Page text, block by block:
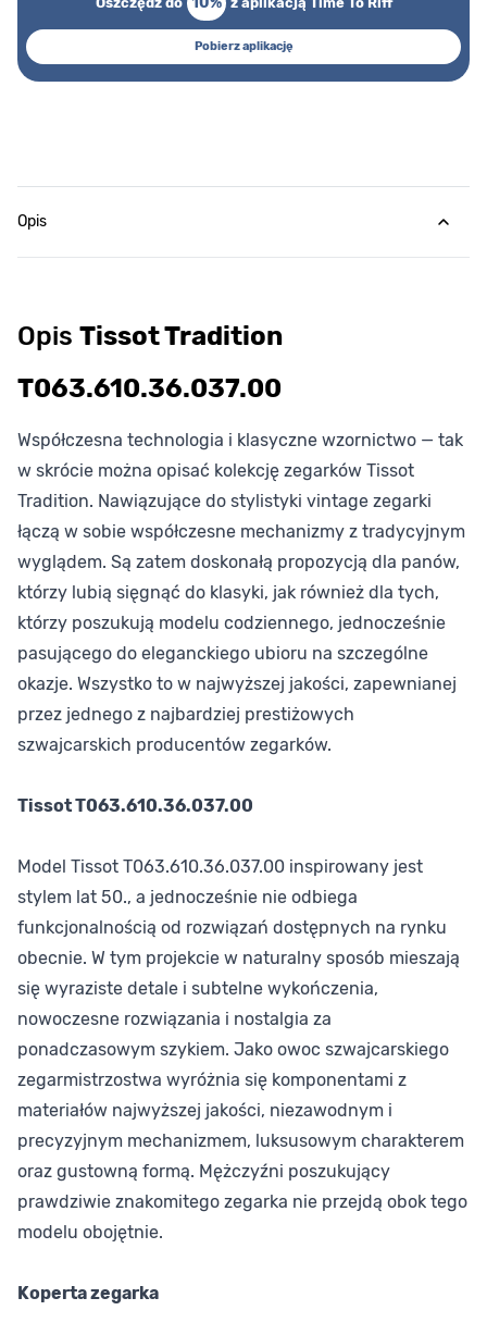
Pobierz aplikację
Opis
Opis Tissot Tradition
T063.610.36.037.00
Współczesna technologia i klasyczne wzornictwo — tak
w skrócie można opisać kolekcję zegarków Tissot
Tradition. Nawiązujące do stylistyki vintage zegarki
łączą w sobie współczesne mechanizmy z tradycyjnym
wyglądem. Są zatem doskonałą propozycją dla panów,
którzy lubią sięgnąć do klasyki, jak również dla tych,
którzy poszukują modelu codziennego, jednocześnie
pasującego do eleganckiego ubioru na szczególne
okazje. Wszystko to w najwyższej jakości, zapewnianej
przez jednego z najbardziej prestiżowych
szwajcarskich producentów zegarków.
Tissot T063.610.36.037.00
Model Tissot T063.610.36.037.00 inspirowany jest
stylem lat 50., a jednocześnie nie odbiega
funkcjonalnością od rozwiązań dostępnych na rynku
obecnie. W tym projekcie w naturalny sposób mieszają
się wyraziste detale i subtelne wykończenia,
nowoczesne rozwiązania i nostalgia za
ponadczasowym szykiem. Jako owoc szwajcarskiego
zegarmistrzostwa wyróżnia się komponentami z
materiałów najwyższej jakości, niezawodnym i
precyzyjnym mechanizmem, luksusowym charakterem
oraz gustowną formą. Mężczyźni poszukujący
prawdziwie znakomitego zegarka nie przejdą obok tego
modelu obojętnie.
Koperta zegarka